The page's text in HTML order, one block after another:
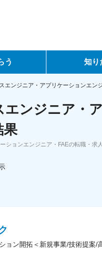
う
ス
知り
転職ノウハウ
データで見る
エンジニア・アプリケーションエン
エンジニア・
果
ションエンジニア・FAEの転職・
ョン開拓＜新規事業/技術提案